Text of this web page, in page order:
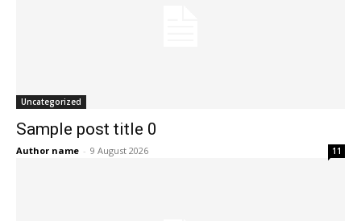
Uncategorized
Sample post title 0
Author name - 9 August 2026 11